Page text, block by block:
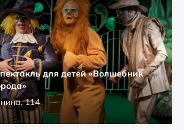
для детей «Волшебник
114